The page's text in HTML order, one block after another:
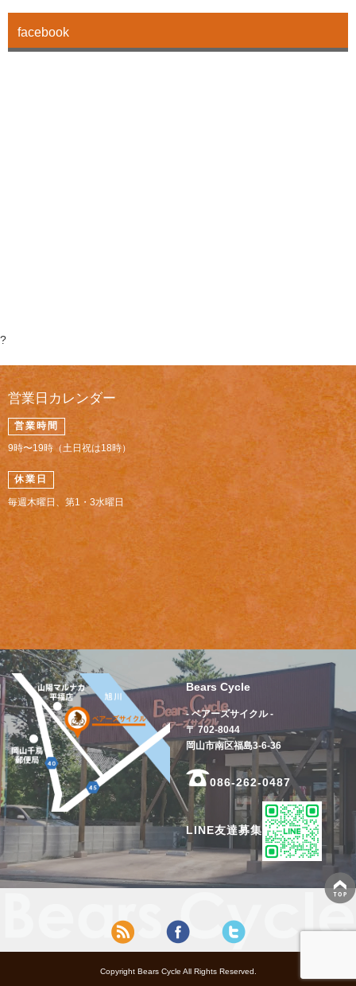
facebook
?
営業日カレンダー
営業時間
9時〜19時（土日祝は18時）
休業日
毎週木曜日、第1・3水曜日
Bears Cycle
- ベアーズサイクル -
〒 702-8044
岡山市南区福島3-6-36
086-262-0487
LINE友達募集
Copyright Bears Cycle All Rights Reserved.